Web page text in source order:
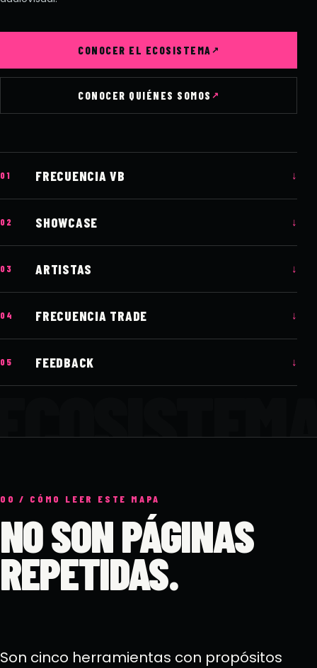
CONOCER EL ECOSISTEMA
CONOCER QUIÉNES SOMOS
01 FRECUENCIA VB ↓
02 SHOWCASE ↓
03 ARTISTAS ↓
04 FRECUENCIA TRADE ↓
05 FEEDBACK ↓
00 / CÓMO LEER ESTE MAPA
NO SON PÁGINAS
REPETIDAS.
Son cinco herramientas con propósitos